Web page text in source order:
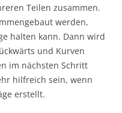
Teilen zusammen.
werden,
halten kann. Dann wird
und Kurven
im nächsten Schritt
hilfreich sein, wenn
erstellt.